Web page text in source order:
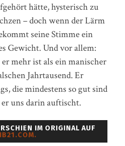
hätte, hysterisch zu
– doch wenn der Lärm
seine Stimme ein
Gewicht. Und vor allem:
mehr ist als ein manischer
Jahrtausend. Er
die mindestens so gut sind
uns darin auftischt.
IM ORIGINAL AUF